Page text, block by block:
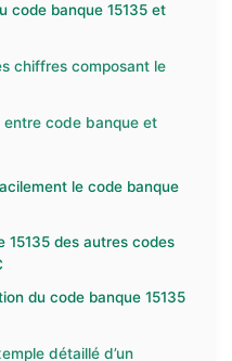
code banque 15135 et
chiffres composant le
code banque et
le code banque
15135 des autres codes
du code banque 15135
détaillé d’un